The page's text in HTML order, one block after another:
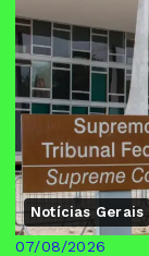
Notícias Gerais
07/08/2026